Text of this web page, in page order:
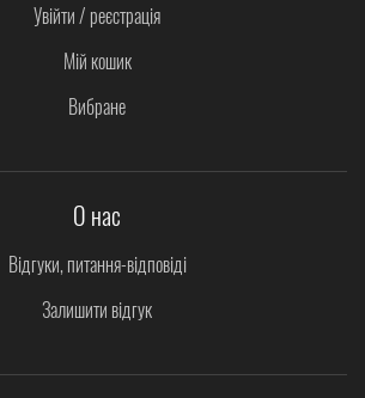
Увійти / реєстрація
Мій кошик
Вибране
О нас
Відгуки, питання-відповіді
Залишити відгук